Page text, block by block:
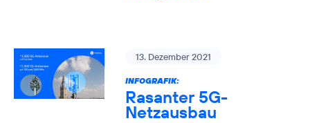
13. Dezember 2021
INFOGRAFIK:
Rasanter 5G-
Netzausbau